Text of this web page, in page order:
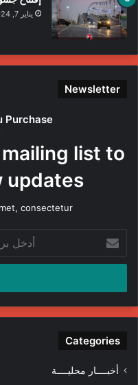
يناير 7, 2024
Newsletter
Purchase
list to
consectetur.
بريدك
الإلكتروني
Categories
أخبــــار محليــــة